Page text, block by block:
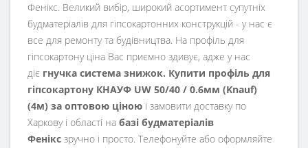
Фенікс. Великий вибір, широкий асортимент супутніх
будматеріалів для гіпсокартонних конструкцій - у нас є
все для ремонту та будівництва. На профіль для
гіпсокартону ціна Вас приємно здивує, адже у нас
діє гнучка система знижок. Купити профіль для
гіпсокартону КНАУФ UW 50/40 / 0.6мм (Knauf)
(4м) за оптовою ціною і замовити доставку по
Харкову і області на базі будматеріалів
Фенікс зручно і просто. Телефонуйте або оформляйте